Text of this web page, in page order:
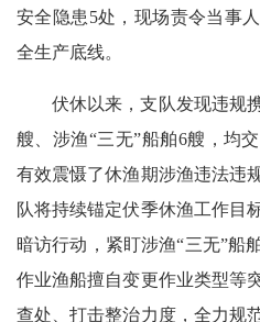
安全隐患5处，现场责令当事
全生产底线。
伏休以来，支队发现违规
艘、涉渔“三无”船舶6艘，均
有效震慑了休渔期涉渔违法违
队将持续锚定伏季休渔工作目
暗访行动，紧盯涉渔“三无”船
作业渔船擅自变更作业类型等
查处、打击整治力度，全力规